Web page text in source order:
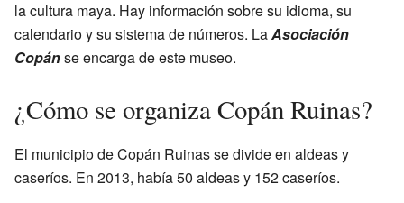
la cultura maya. Hay información sobre su idioma, su
calendario y su sistema de números. LaAsociación
Copánse encarga de este museo.
¿Cómo se organiza Copán Ruinas?
El municipio de Copán Ruinas se divide en aldeas y
caseríos. En 2013, había 50 aldeas y 152 caseríos.